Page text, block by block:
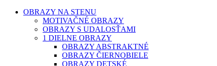
OBRAZY NA STENU
MOTIVAČNÉ OBRAZY
OBRAZY S UDALOSŤAMI
1 DIELNE OBRAZY
OBRAZY ABSTRAKTNÉ
OBRAZY ČIERNOBIELE
OBRAZY DETSKÉ